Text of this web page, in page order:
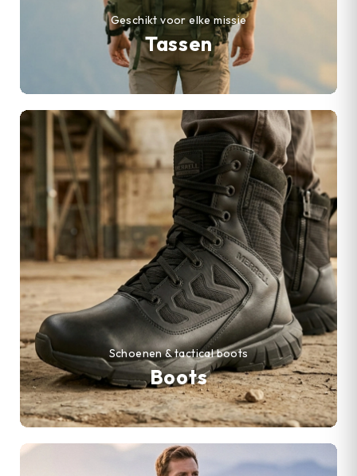
Tassen
Geschikt voor elke missie
Boots
Schoenen & tactical boots